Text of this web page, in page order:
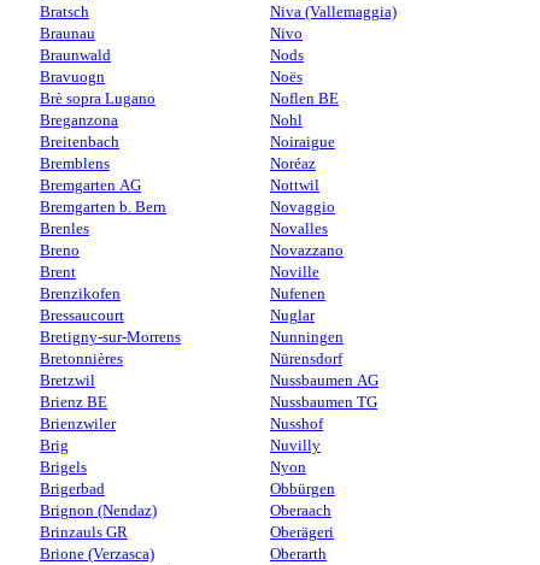
Bratsch
Braunau
Braunwald
Bravuogn
Brè sopra Lugano
Breganzona
Breitenbach
Bremblens
Bremgarten AG
Bremgarten b. Bern
Brenles
Breno
Brent
Brenzikofen
Bressaucourt
Bretigny-sur-Morrens
Bretonnières
Bretzwil
Brienz BE
Brienzwiler
Brig
Brigels
Brigerbad
Brignon (Nendaz)
Brinzauls GR
Brione (Verzasca)
Niva (Vallemaggia)
Nivo
Nods
Noës
Noflen BE
Nohl
Noiraigue
Noréaz
Nottwil
Novaggio
Novalles
Novazzano
Noville
Nufenen
Nuglar
Nunningen
Nürensdorf
Nussbaumen AG
Nussbaumen TG
Nusshof
Nuvilly
Nyon
Obbürgen
Oberaach
Oberägeri
Oberarth